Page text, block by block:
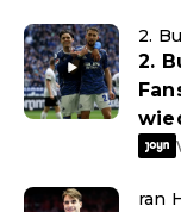
2.
2.
ran